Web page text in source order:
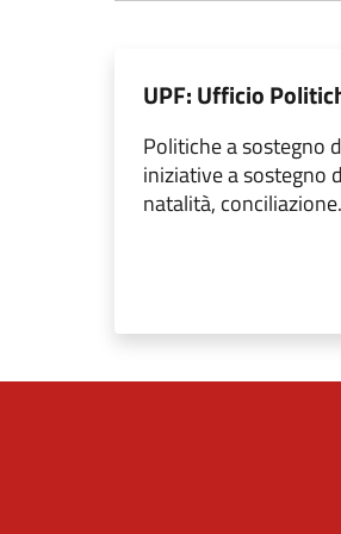
UPF: Ufficio
Politiche a sostegno
iniziative a sostegno
natalità, conciliazione.